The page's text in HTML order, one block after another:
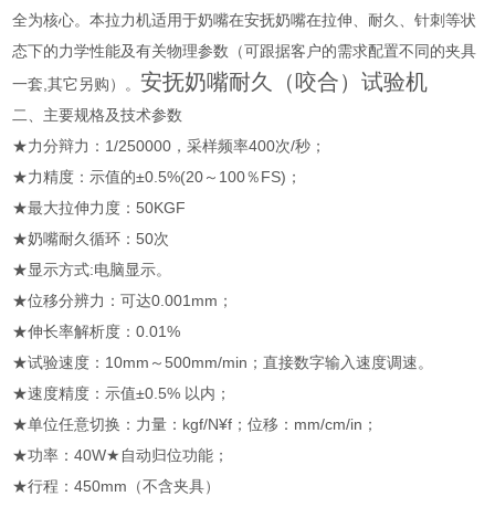
全为核心。本拉力机适用于奶嘴在安抚奶嘴在拉伸、耐久、针刺等状
态下的力学性能及有关物理参数（可跟据客户的需求配置不同的夹具
一套,其它另购）。安抚奶嘴耐久（咬合）试验机
二、主要规格及技术参数
★力分辩力：1/250000，采样频率400次/秒；
★力精度：示值的±0.5%(20～100％FS)；
★最大拉伸力度：50KGF
★奶嘴耐久循环：50次
★显示方式:电脑显示。
★位移分辨力：可达0.001mm；
★伸长率解析度：0.01%
★试验速度：10mm～500mm/min；直接数字输入速度调速。
★速度精度：示值±0.5% 以内；
★单位任意切换：力量：kgf/N¥f；位移：mm/cm/in；
★功率：40W★自动归位功能；
★行程：450mm（不含夹具）